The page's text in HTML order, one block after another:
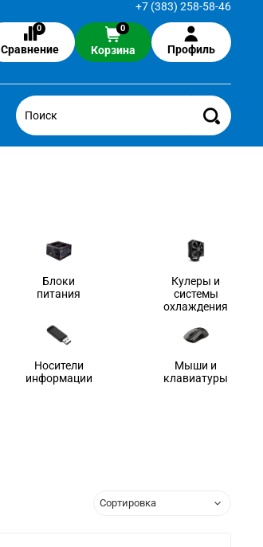
+7 (383) 258-58-46
0
Сравнение
0
Корзина Профиль
Блоки
питания
Кулеры и
системы
охлаждения
Носители
информации
Мыши и
клавиатуры